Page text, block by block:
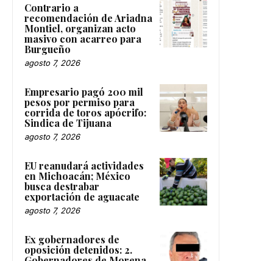
Contrario a
recomendación de Ariadna
Montiel, organizan acto
masivo con acarreo para
Burgueño
agosto 7, 2026
Empresario pagó 200 mil
pesos por permiso para
corrida de toros apócrifo:
Sindica de Tijuana
agosto 7, 2026
EU reanudará actividades
en Michoacán; México
busca destrabar
exportación de aguacate
agosto 7, 2026
Ex gobernadores de
oposición detenidos: 2.